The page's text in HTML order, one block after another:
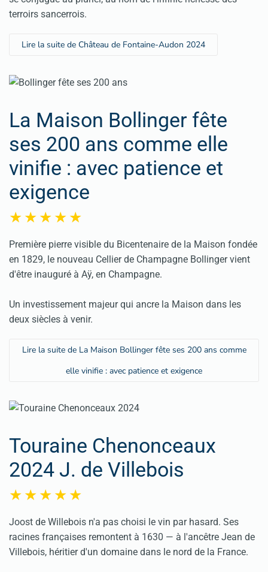
terroirs sancerrois.
Lire la suite de Château de Fontaine-Audon 2024
La Maison Bollinger fête
ses 200 ans comme elle
vinifie : avec patience et
exigence
Première pierre visible du Bicentenaire de la Maison fondée
en 1829, le nouveau Cellier de Champagne Bollinger vient
d'être inauguré à Aÿ, en Champagne.
Un investissement majeur qui ancre la Maison dans les
deux siècles à venir.
Lire la suite de La Maison Bollinger fête ses 200 ans comme
elle vinifie : avec patience et exigence
Touraine Chenonceaux
2024 J. de Villebois
Joost de Willebois n'a pas choisi le vin par hasard. Ses
racines françaises remontent à 1630 — à l'ancêtre Jean de
Villebois, héritier d'un domaine dans le nord de la France.